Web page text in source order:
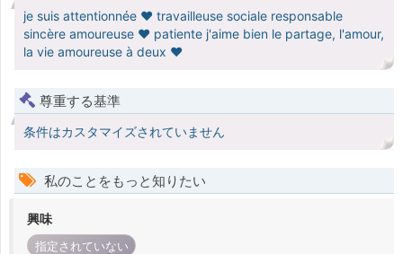
je suis attentionnée ♥️ travailleuse sociale responsable
sincère amoureuse ♥️ patiente j'aime bien le partage, l'amour,
la vie amoureuse à deux ♥️
尊重する基準
条件はカスタマイズされていません
私のことをもっと知りたい
興味
指定されていない